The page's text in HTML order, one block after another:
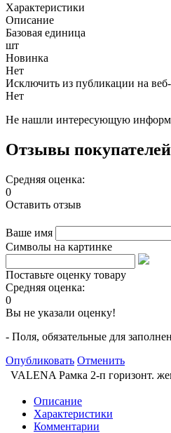
Характеристики
Описание
Базовая единица
шт
Новинка
Нет
Исключить из публикации на
Нет
Не нашли интересующую
Отзывы
Средняя оценка:
0
Оставить отзыв
Ваше имя
Символы на картинке
Поставьте оценку товару
Средняя оценка:
0
Вы не указали оценку!
- Поля, обязательные для
Опубликовать Отменить
VALENA Рамка 2-п горизонт.
Описание
Характеристики
Комментарии